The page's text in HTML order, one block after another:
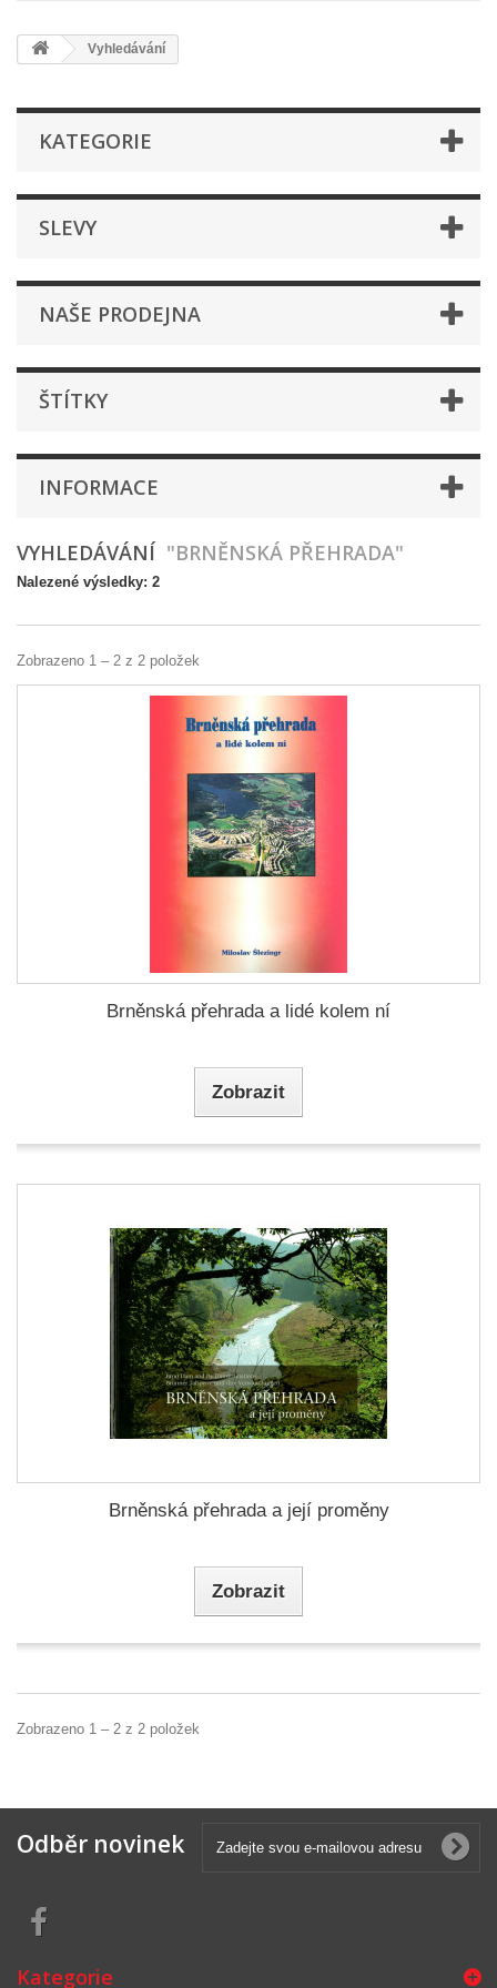
Vyhledávání
KATEGORIE
SLEVY
NAŠE PRODEJNA
ŠTÍTKY
INFORMACE
VYHLEDÁVÁNÍ "BRNĚNSKÁ PŘEHRADA"
Nalezené výsledky: 2
Zobrazeno 1 – 2 z 2 položek
Brněnská přehrada a lidé kolem ní
Zobrazit
Brněnská přehrada a její proměny
Zobrazit
Zobrazeno 1 – 2 z 2 položek
Odběr novinek
Kategorie